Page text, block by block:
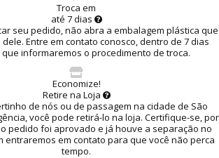
Troca em
até 7 dias
seu pedido, não abra a embalagem plástica que
Entre em contato conosco, dentro de 7 dias
informaremos o procedimento de troca.
Economize!
Retire na Loja
de nós ou de passagem na cidade de São
você pode retirá-lo na loja. Certifique-se, por
pedido foi aprovado e já houve a separação no
entraremos em contato para que você não perca
tempo.